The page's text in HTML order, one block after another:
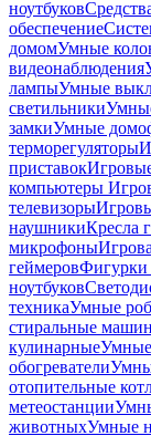
ноутбуков
обеспечение
домомУмные
видеонаблюдения
лампыУмные
светильники
замкиУмные
терморегуляторы
приставок
компьютеры
телевизоры
наушникиКресла
микрофоны
геймеровФигурки
ноутбуков
техникаУмные
стиральные
кулинарныеУмные
обогреватели
отопительные
метеостанции
животныхУмные